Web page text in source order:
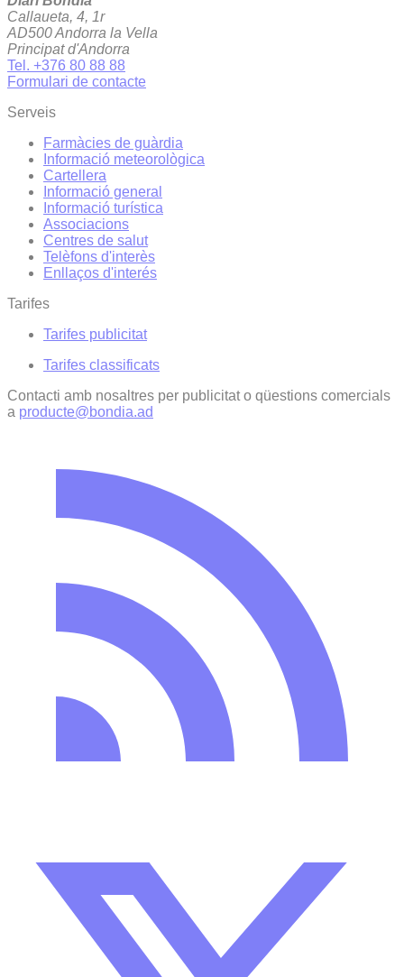
Callaueta, 4, 1r
AD500 Andorra la Vella
Principat d'Andorra
Tel. +376 80 88 88
Formulari de contacte
Serveis
Farmàcies de guàrdia
Informació meteorològica
Cartellera
Informació general
Informació turística
Associacions
Centres de salut
Telèfons d'interès
Enllaços d'interés
Tarifes
Tarifes publicitat
Tarifes classificats
Contacti amb nosaltres per publicitat o qüestions comercials
a producte@bondia.ad